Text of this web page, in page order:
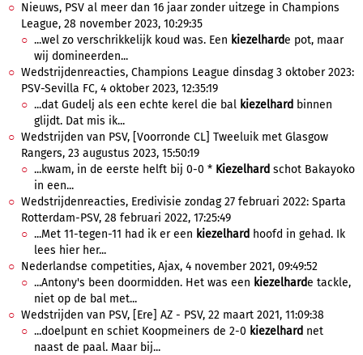
Nieuws, PSV al meer dan 16 jaar zonder uitzege in Champions
League, 28 november 2023, 10:29:35
...wel zo verschrikkelijk koud was. Een kiezelharde pot, maar
wij domineerden...
Wedstrijdenreacties, Champions League dinsdag 3 oktober 2023:
PSV-Sevilla FC, 4 oktober 2023, 12:35:19
...dat Gudelj als een echte kerel die bal kiezelhard binnen
glijdt. Dat mis ik...
Wedstrijden van PSV, [Voorronde CL] Tweeluik met Glasgow
Rangers, 23 augustus 2023, 15:50:19
...kwam, in de eerste helft bij 0-0 * Kiezelhard schot Bakayoko
in een...
Wedstrijdenreacties, Eredivisie zondag 27 februari 2022: Sparta
Rotterdam-PSV, 28 februari 2022, 17:25:49
...Met 11-tegen-11 had ik er een kiezelhard hoofd in gehad. Ik
lees hier her...
Nederlandse competities, Ajax, 4 november 2021, 09:49:52
...Antony's been doormidden. Het was een kiezelharde tackle,
niet op de bal met...
Wedstrijden van PSV, [Ere] AZ - PSV, 22 maart 2021, 11:09:38
...doelpunt en schiet Koopmeiners de 2-0 kiezelhard net
naast de paal. Maar bij...